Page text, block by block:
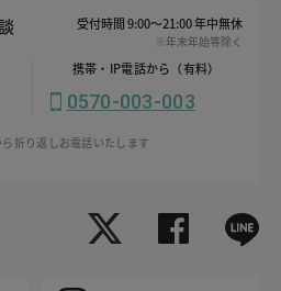
受付時間 9:00～21:00 年中無休
※年末年始等除く
携帯・IP電話から（有料）
0570-003-003
折り返しお電話いたします